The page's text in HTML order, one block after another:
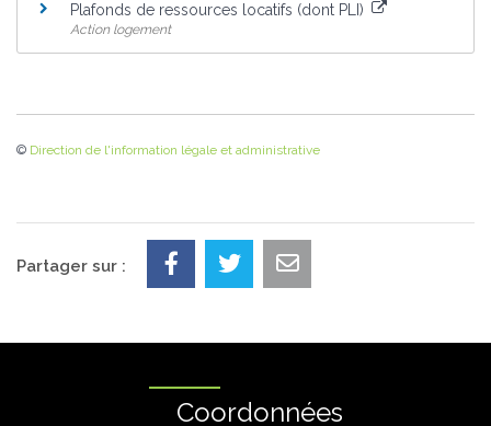
Plafonds de ressources locatifs (dont PLI)
Action logement
© Direction de l'information légale et administrative
Partager sur :
Coordonnées